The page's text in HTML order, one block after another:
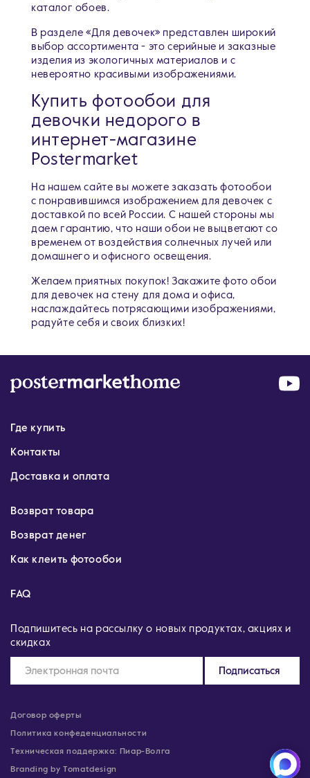
каталог обоев.
В разделе «Для девочек» представлен широкий
выбор ассортимента - это серийные и заказные
изделия из экологичных материалов и с
невероятно красивыми изображениями.
Купить фотообои для
девочки недорого в
интернет-магазине
Postermarket
На нашем сайте вы можете заказать фотообои
с понравившимся изображением для девочек c
доставкой по всей России. С нашей стороны мы
даем гарантию, что наши обои не выцветают со
временем от воздействия солнечных лучей или
домашнего и офисного освещения.
Желаем приятных покупок! Закажите фото обои
для девочек на стену для дома и офиса,
наслаждайтесь потрясающими изображениями,
радуйте себя и своих близких!
Где купить
Контакты
Доставка и оплата
Возврат товара
Возврат денег
Как клеить фотообои
FAQ
Подпишитесь на рассылку о новых продуктах, акциях и
скидках
Подписаться
Договор оферты
Политика конфеденциальности
Техническая поддержка: Пиар-Волга
Branding by Tomatdesign